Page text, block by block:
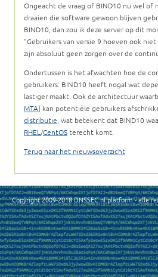
Ongeacht de vraag of BIND10 nu wel of
draaien die software gewoon blijven
BIND10, dan zou ik deze server op dit
Gebruikers van versie 9 hoeven ook
zijn absoluut geen zorgen over de
Ondertussen is het afwachten hoe de
gebruikers: BIND10 heeft nogal wat
lastiger maakt. Ook de architectuur
MTA] kan potentiële gebruikers
distributie, wat betekent dat BIND10
RHEL/CentOS terecht komt.
Terug naar het nieuwsoverzicht
Copyright 2009-2018 DNSSEC.nl platform - alle